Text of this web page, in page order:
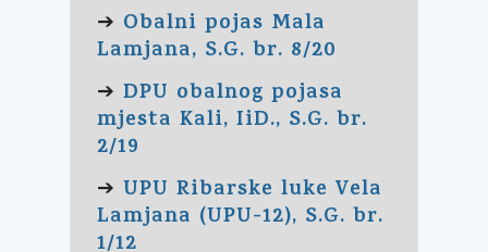
➔ Obalni pojas Mala
Lamjana, S.G. br. 8/20
➔ DPU obalnog pojasa
mjesta Kali, IiD., S.G. br.
2/19
➔ UPU Ribarske luke Vela
Lamjana (UPU-12), S.G. br.
1/12